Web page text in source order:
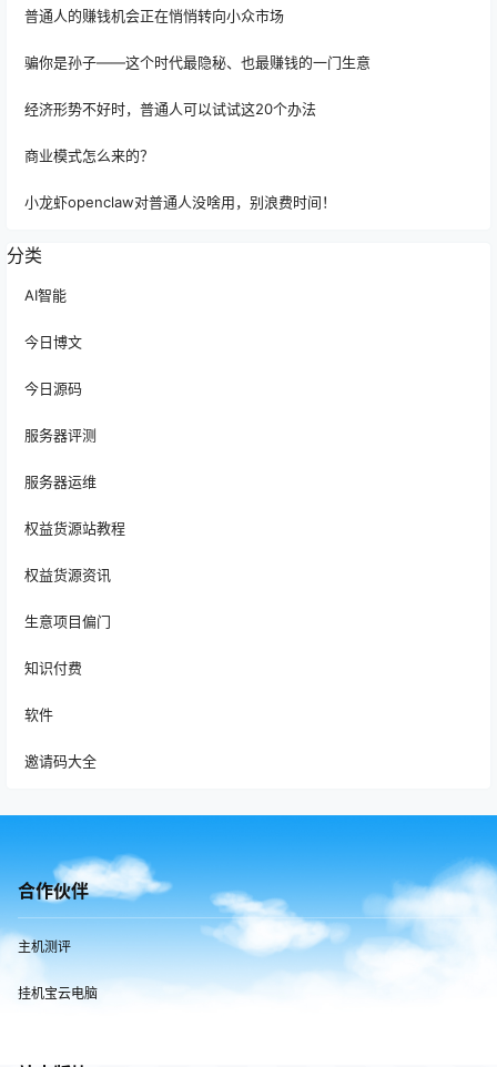
普通人的赚钱机会正在悄悄转向小众市场
骗你是孙子——这个时代最隐秘、也最赚钱的一门生意
经济形势不好时，普通人可以试试这20个办法
商业模式怎么来的？
小龙虾openclaw对普通人没啥用，别浪费时间！
分类
AI智能
今日博文
今日源码
服务器评测
服务器运维
权益货源站教程
权益货源资讯
生意项目偏门
知识付费
软件
邀请码大全
合作伙伴
主机测评
挂机宝云电脑